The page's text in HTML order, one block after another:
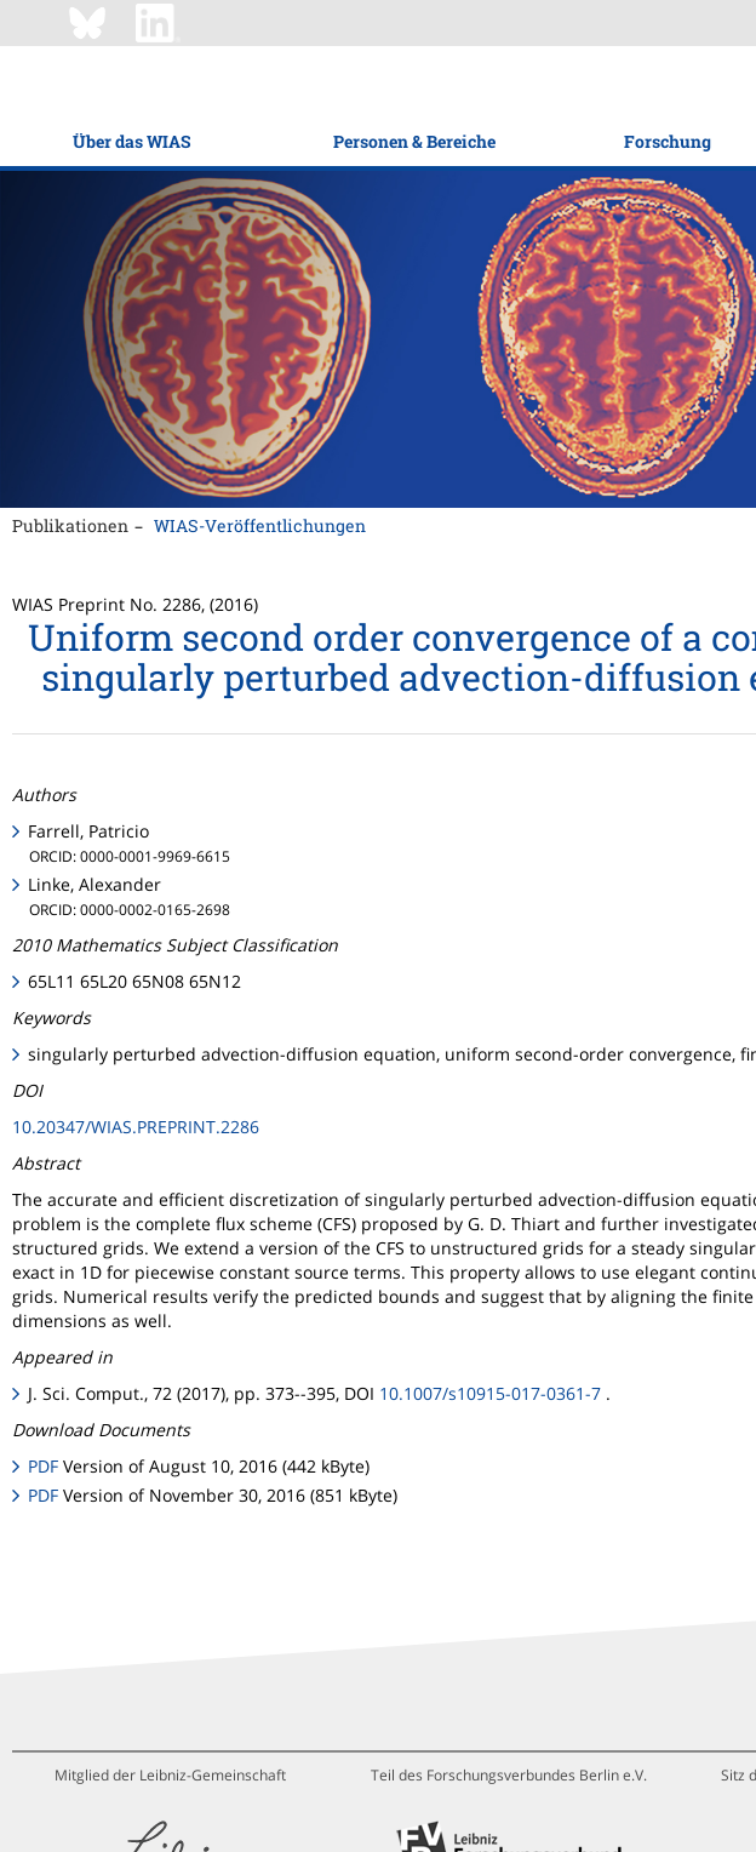
Über das WIAS Personen & Bereiche Forschung
Publikationen WIAS-Veröffentlichungen
WIAS Preprint No. 2286, (2016)
Uniform second order convergence of a
singularly perturbed advection-
Authors
Farrell, Patricio
ORCID: 0000-0001-9969-6615
Linke, Alexander
ORCID: 0000-0002-0165-2698
2010 Mathematics Subject Classification
65L11 65L20 65N08 65N12
Keywords
singularly perturbed advection-diffusion equation, uniform second-order convergence,
DOI
10.20347/WIAS.PREPRINT.2286
Abstract
The accurate and efficient discretization of singularly perturbed advection-diffusion
problem is the complete flux scheme (CFS) proposed by G. D. Thiart and further
structured grids. We extend a version of the CFS to unstructured grids for a steady
exact in 1D for piecewise constant source terms. This property allows to use elegant
grids. Numerical results verify the predicted bounds and suggest that by aligning the
dimensions as well.
Appeared in
J. Sci. Comput., 72 (2017), pp. 373--395, DOI 10.1007/s10915-017-0361-7 .
Download Documents
PDF Version of August 10, 2016 (442 kByte)
PDF Version of November 30, 2016 (851 kByte)
Mitglied der Leibniz-Gemeinschaft Teil des Forschungsverbundes Berlin e.V.
Sitz